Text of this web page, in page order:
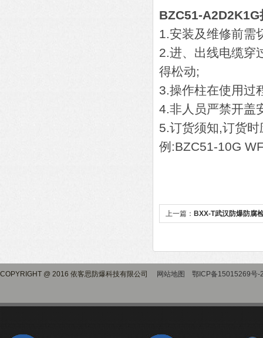
BZC51-
1.安装及维修前需
2.进、出线电缆穿
得松动;
3.操作柱在使用过
4.非人员严禁开盖
5.订货须知,订货
例:BZC51-10G
上一篇： BXX-T武汉防爆防腐
COPYRIGHT @ 2016 依客思防爆科技有限公司 网站地图 鄂ICP备15015269号-